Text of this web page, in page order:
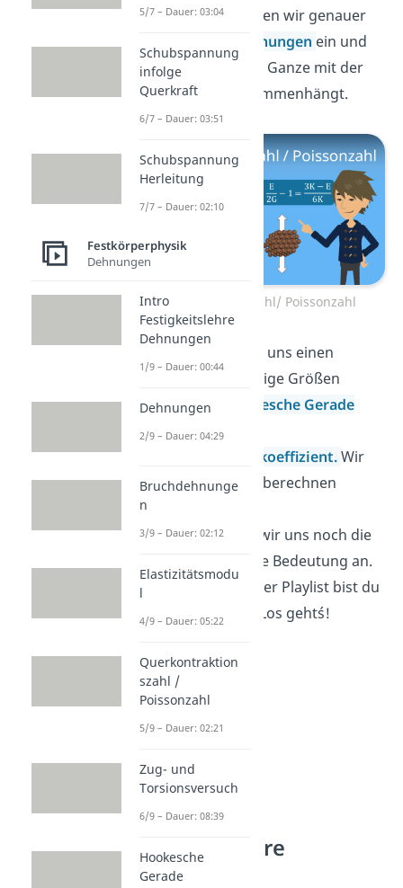
Anschließend gehen wir genauer
Bruchdehnungen ein und
zeigen dir wie das Ganze mit der
Poissonzahl
zusammenhängt.
Querkontraktionszahl/ Poissonzahl
• Danach schauen wir uns einen
Zugversuch
an. Wichtige Größen
hierbei sind die
Hookesche Gerade
und auch der
Wärmeausdehnungskoeffizient.Wir
zeigen dir, wie du Sie berechnen
kannst.
• Zum Schluss sehen wir uns noch die
und ihre Bedeutung an.
Du siehst, nach unserer Playlist bist du
bestens vorbereitet! Los geht´s!
Festigkeitslehre
verstehen
5/7 – Dauer: 03:04
Schubspannung
infolge
Querkraft
6/7 – Dauer: 03:51
Schubspannung
Herleitung
7/7 – Dauer: 02:10
Festkörperphysik
Dehnungen
Intro
Festigkeitslehre
Dehnungen
1/9 – Dauer: 00:44
Dehnungen
2/9 – Dauer: 04:29
Bruchdehnunge
n
3/9 – Dauer: 02:12
Elastizitätsmodu
l
4/9 – Dauer: 05:22
Querkontraktion
szahl /
Poissonzahl
5/9 – Dauer: 02:21
Zug- und
Torsionsversuch
6/9 – Dauer: 08:39
Hookesche
Gerade